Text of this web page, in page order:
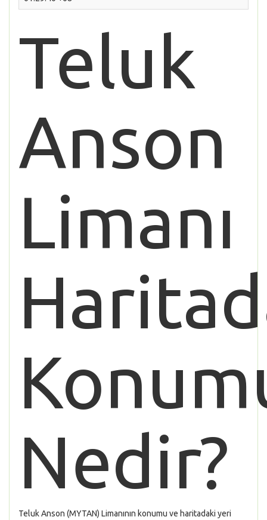
Teluk
Anson
Limanı
Nedir?
Teluk Anson (MYTAN) Limanının konumu ve haritadaki yeri